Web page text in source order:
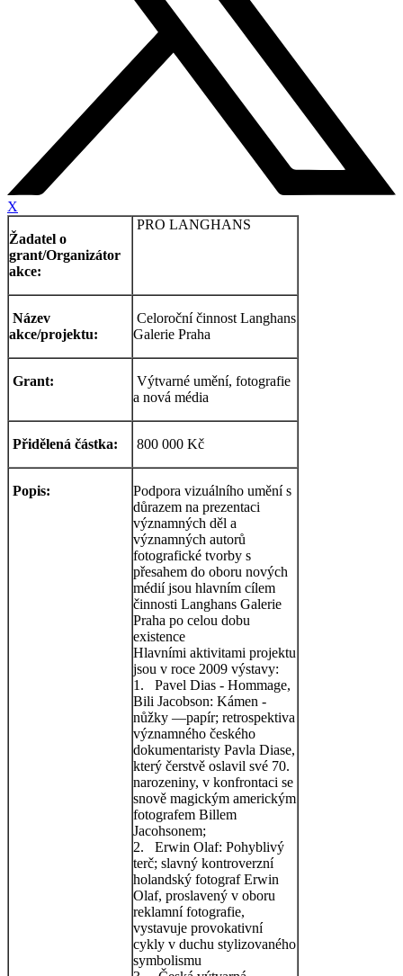
X
Žadatel o
grant/Organizátor
akce:
PRO LANGHANS
Název
akce/projektu:
Celoroční činnost Langhans
Galerie Praha
Grant:
Výtvarné umění, fotografie
a nová média
Přidělená částka: 800 000 Kč
Popis:
Podpora vizuálního umění s
důrazem na prezentaci
významných děl a
významných autorů
fotografické tvorby s
přesahem do oboru nových
médií jsou hlavním cílem
činnosti Langhans Galerie
Praha po celou dobu
existence
Hlavními aktivitami projektu
jsou v roce 2009 výstavy:
1. Pavel Dias - Hommage,
Bili Jacobson: Kámen -
nůžky —papír; retrospektiva
významného českého
dokumentaristy Pavla Diase,
který čerstvě oslavil své 70.
narozeniny, v konfrontaci se
snově magickým americkým
fotografem Billem
Jacohsonem;
2. Erwin Olaf: Pohyblivý
terč; slavný kontroverzní
holandský fotograf Erwin
Olaf, proslavený v oboru
reklamní fotografie,
vystavuje provokativní
cykly v duchu stylizovaného
symbolismu